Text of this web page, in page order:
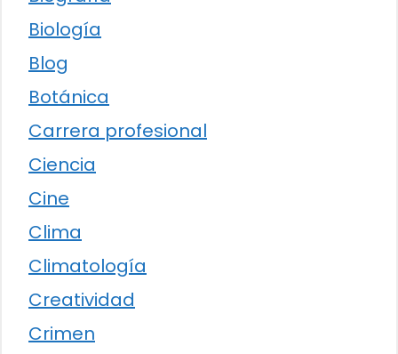
Biología
Blog
Botánica
Carrera profesional
Ciencia
Cine
Clima
Climatología
Creatividad
Crimen